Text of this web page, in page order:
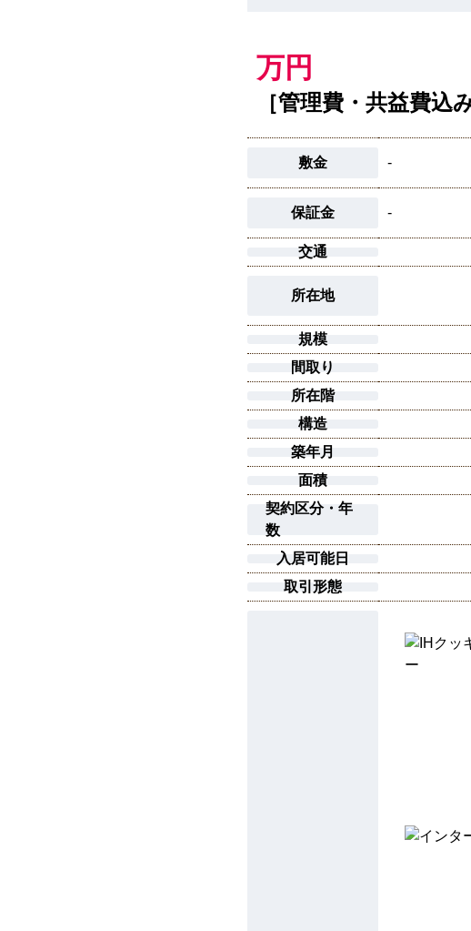
万円
［管理費・共益費込み
敷金 -
保証金 -
交通
所在地
規模
間取り
所在階
構造
築年月
面積
契約区分・年
数
入居可能日
取引形態